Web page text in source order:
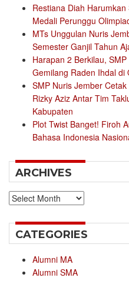
Restiana Diah
Medali Perunggu
MTs Unggulan Nuris
Semester Ganjil Tahun
Harapan 2 Berkilau,
Gemilang Raden Ihdal di
SMP Nuris Jember
Rizky Aziz Antar Tim
Kabupaten
Plot Twist Banget! Firoh
Bahasa Indonesia
ARCHIVES
Archives
CATEGORIES
Alumni MA
Alumni SMA